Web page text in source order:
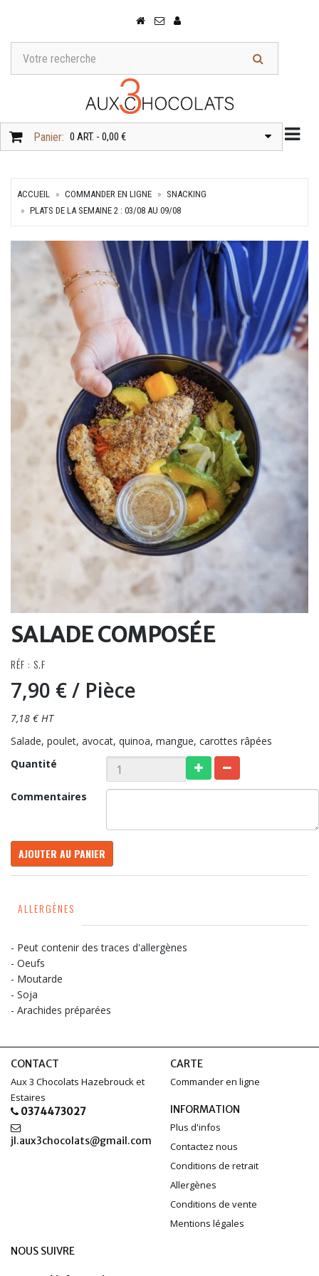
Panier: 0 ART. - 0,00 €
ACCUEIL COMMANDER EN LIGNE
SNACKING
PLATS DE LA SEMAINE 2 : 03/08 AU 09/08
SALADE COMPOSÉE
RÉF : S.F
7,90 €/ Pièce
7,18 € HT
Salade, poulet, avocat, quinoa, mangue, carottes râpées
Quantité
Commentaires
AJOUTER AU PANIER
ALLERGÈNES
- Peut contenir des traces d'allergènes
- Oeufs
- Moutarde
- Soja
- Arachides préparées
CONTACT
Aux 3 Chocolats Hazebrouck et
Estaires
0374473027
jl.aux3chocolats@gmail.com
CARTE
Commander en ligne
INFORMATION
Plus d'infos
Contactez nous
Conditions de retrait
Allergènes
Conditions de vente
Mentions légales
NOUS SUIVRE